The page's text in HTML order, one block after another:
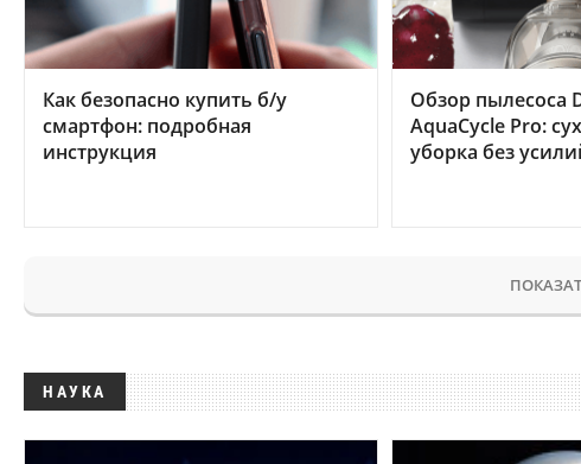
Как безопасно купить б/у
смартфон: подробная
инструкция
Обзор пылесоса
AquaCycle Pro:
уборка без
НАУКА